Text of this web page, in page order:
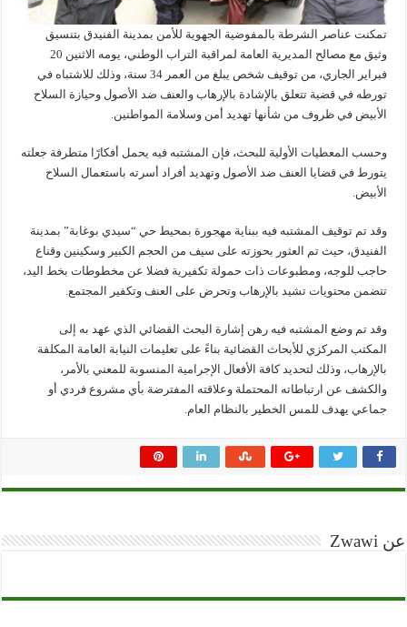
تمكنت عناصر الشرطة بالمفوضية الجهوية للأمن بمدينة الفنيدق بتنسيق
وثيق مع مصالح المديرية العامة لمراقبة التراب الوطني، يومه الاثنين 20
فبراير الجاري، من توقيف شخص يبلغ من العمر 34 سنة، وذلك للاشتباه في
تورطه في قضية تتعلق بالإشادة بالإرهاب والعنف ضد الأصول وحيازة السلاح
الأبيض في ظروف من شأنها تهديد أمن وسلامة المواطنين.
وحسب المعطيات الأولية للبحث، فإن المشتبه فيه يحمل أفكارًا متطرفة جعلته
يتورط في قضايا العنف ضد الأصول وتهديد أفراد أسرته باستعمال السلاح
الأبيض.
وقد تم توقيف المشتبه فيه ببناية مهجورة بمحيط حي “سيدي بوغابة” بمدينة
الفنيدق، حيث تم العثور بحوزته على سيف من الحجم الكبير وسكينين وقناع
حاجب للوجه، ومطبوعات ذات حمولة تكفيرية فضلا عن مخطوطات بخط اليد،
تتضمن محتويات تشيد بالإرهاب وتحرض على العنف وتكفير المجتمع.
وقد تم وضع المشتبه فيه رهن إشارة البحث القضائي الذي عهد به إلى
المكتب المركزي للأبحاث القضائية بناءً على تعليمات النيابة العامة المكلفة
بالإرهاب، وذلك لتحديد كافة الأفعال الإجرامية المنسوبة للمعني بالأمر،
والكشف عن ارتباطاته المحتملة وعلاقته المفترضة بأي مشروع فردي أو
جماعي يهدف للمس الخطير بالنظام العام.
عن Zwawi